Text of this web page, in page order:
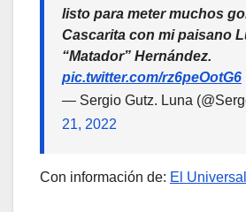
listo para meter muchos
Cascarita con mi paisano
“Matador” Hernández.
pic.twitter.com/rz6peOotG6
— Sergio Gutz. Luna
21, 2022
Con información de: El Universal